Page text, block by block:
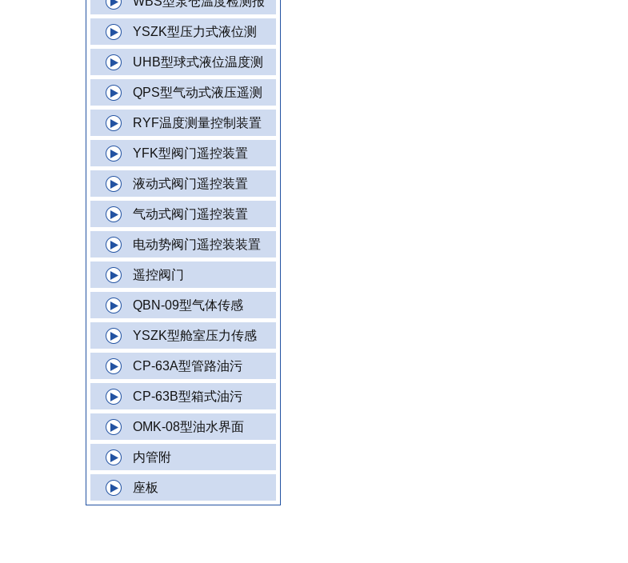
YSZK型压力式液位测
UHB型球式液位温度测
QPS型气动式液压遥测
RYF温度测量控制装置
YFK型阀门遥控装置
液动式阀门遥控装置
气动式阀门遥控装置
电动势阀门遥控装装置
遥控阀门
QBN-09型气体传感
YSZK型舱室压力传感
CP-63A型管路油污
CP-63B型箱式油污
OMK-08型油水界面
内管附
座板